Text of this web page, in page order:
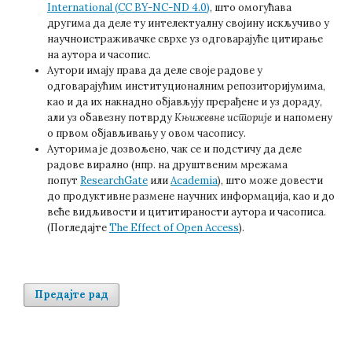
International (CC BY-NC-ND 4.0), што омогућава
другима да деле ту интелектуалну својину искључиво у
научноистраживачке сврхе уз одговарајуће цитирање
на аутора и часопис.
Аутори имају права да деле своје радове у
одговарајућим институционалним репозиторијумима,
као и да их накнадно објављују прерађене и уз дораду,
али уз обавезну потврдуКњижевне историје и напомену
о првом објављивању у овом часопису.
Ауторима је дозвољено, чак се и подстичу да деле
радове вирално (нпр. на друштвеним мрежама
попут ResearchGate илиAcademia), што може довести
до продуктивне размене научних информација, као и до
веће видљивости и цититираности аутора и часописа.
(ПогледајтеThe Effect of Open Access).
Предајте рад